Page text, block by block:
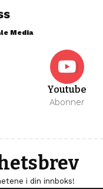
Media
Youtube
Abonner
i din innboks!